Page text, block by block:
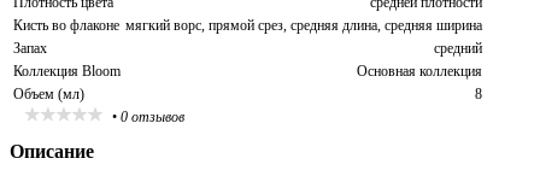
Кисть во флаконе мягкий ворс, прямой срез, средняя длина, средняя ширина
Запах
средний
Коллекция Bloom
Основная коллекция
Объем (мл)
8
• 0 отзывов
Описание